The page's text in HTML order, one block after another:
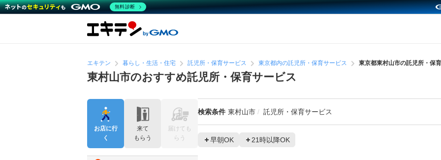
エキテン 暮らし・生活・住宅 託児所・保育サービス 東京都内の託児所・保育サービス 東京都東村山市の託児所・保
東村山市のおすすめ託児所・保育サービス
検索条件 東村山市 託児所・保育サービス
早朝OK 21時以降OK
お店に行
く
来て
もらう
届けても
らう
無料診断